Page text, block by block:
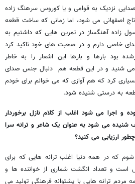
نزدیک به قوامی و یا کوروس سرهنگ زاده
اصفهانی می شود، اما زمانی که ساخت قطعه
زاده آهنگساز در تمرین هایی که داشتیم به
خاصی دارم و در صحبت های خود تاکید کرد
بود بارها و بارها این اشعار را به خاطر
شنید و در این قطعه هم دنبال جنس صدای
کرد که هم آوازی که می خوانم برای خودم
به درستی شنیده شود.
و اجرا می شود اغلب از کلام نازل برخوردار
می شود به عنوان یک شاعر و ترانه سرا
ارزیابی می کنید؟
که در همه دنیا اغلب ترانه هایی که برای
است و تعداد انگشت شماری از خواننده ها و
مردم ترانه هایی با پشتوانه فرهنگی تولید می